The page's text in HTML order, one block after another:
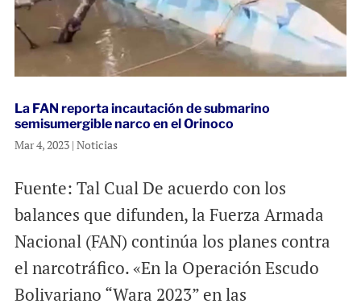
La FAN reporta incautación de submarino
semisumergible narco en el Orinoco
Mar 4, 2023| Noticias
Fuente: Tal Cual De acuerdo con los
balances que difunden, la Fuerza Armada
Nacional (FAN) continúa los planes contra
el narcotráfico. «En la Operación Escudo
Bolivariano “Wara 2023” en las